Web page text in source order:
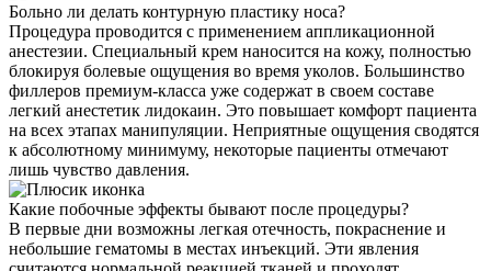
Больно ли делать контурную пластику носа?
Процедура проводится с применением аппликационной
анестезии. Специальный крем наносится на кожу, полностью
блокируя болевые ощущения во время уколов. Большинство
филлеров премиум-класса уже содержат в своем составе
легкий анестетик лидокаин. Это повышает комфорт пациента
на всех этапах манипуляции. Неприятные ощущения сводятся
к абсолютному минимуму, некоторые пациенты отмечают
лишь чувство давления.
Какие побочные эффекты бывают после процедуры?
В первые дни возможны легкая отечность, покраснение и
небольшие гематомы в местах инъекций. Эти явления